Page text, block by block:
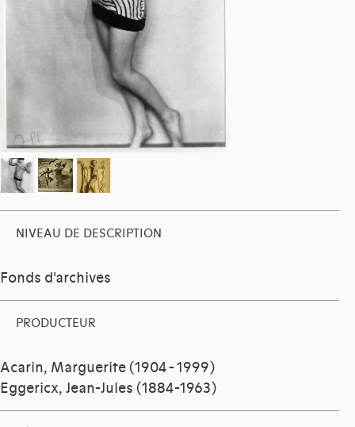
NIVEAU DE DESCRIPTION
Fonds d'archives
PRODUCTEUR
Acarin, Marguerite (1904 - 1999)
Eggericx, Jean-Jules (1884-1963)